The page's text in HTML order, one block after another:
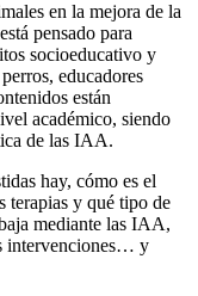
en la mejora de la
pensado para
socioeducativo y
educadores
están
académico, siendo
de las IAA.
hay, cómo es el
terapias y qué tipo de
mediante las IAA,
intervenciones… y